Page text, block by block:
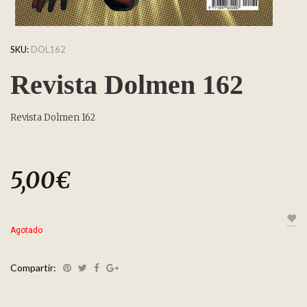
SKU: DOL162
Revista Dolmen 162
Revista Dolmen 162
5,00€
Agotado
Compartir: